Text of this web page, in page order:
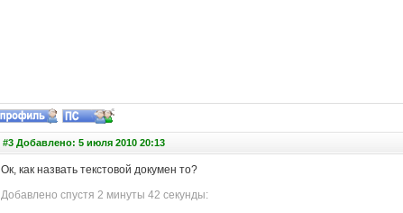
#3 Добавлено: 5 июля 2010 20:13
Ок, как назвать текстовой докумен то?
Добавлено спустя 2 минуты 42 секунды: